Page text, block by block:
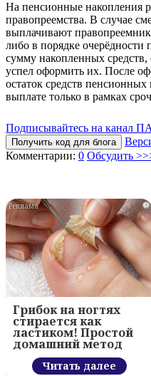
На пенсионные накопления
правопреемства. В случае
выплачивают
либо в порядке
сумму накопленных
успел оформить их. После
остаток средств
выплате только в рамках
Подписывайтесь на канал
Получить код для блога
Комментарии: 0 Обсудить
i
Грибок на ногтях
стирается как
ластиком! Простой
домашний метод
Читать далее